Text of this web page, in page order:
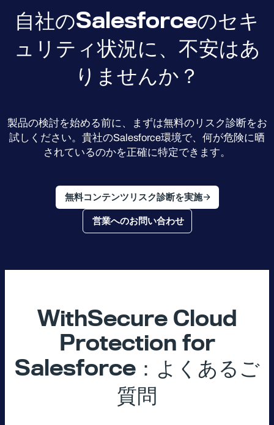
自社のSalesforceのセキ
ュリティ状況に、不安はあ
りませんか？
製品の検討を始める前に、まずは無料のリスク診断をお
試しください。貴社のSalesforce環境で、何が危険に晒
されているのかを正確に特定できます。
無料コンテンツリスク診断を実施
営業へのお問い合わせ
WithSecure Cloud
Protection for
Salesforce：よくあるご
質問